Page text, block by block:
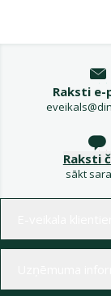
Raksti
Raksti
sākt